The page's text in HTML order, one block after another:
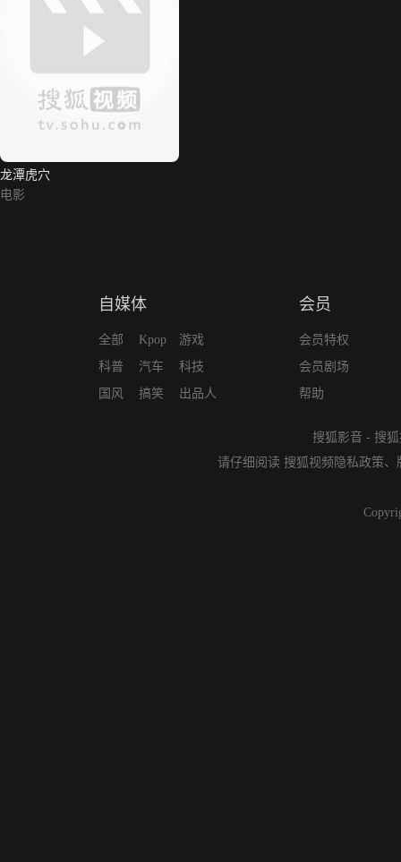
龙潭虎穴
电影
自媒体
全部
科普
国风
Kpop
汽车
搞笑
游戏
科技
出品人
会员
会员特权
会员剧场
帮助
搜狐影音 - 搜
请仔细阅读 搜狐视频隐私政策、